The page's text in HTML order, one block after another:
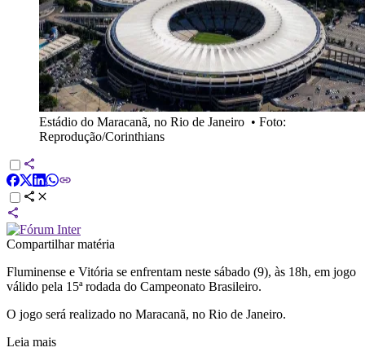
Estádio do Maracanã, no Rio de Janeiro • Foto:
Reprodução/Corinthians
Compartilhar matéria
Fluminense e Vitória se enfrentam neste sábado (9), às 18h, em jogo
válido pela 15ª rodada do Campeonato Brasileiro.
O jogo será realizado no Maracanã, no Rio de Janeiro.
Leia mais